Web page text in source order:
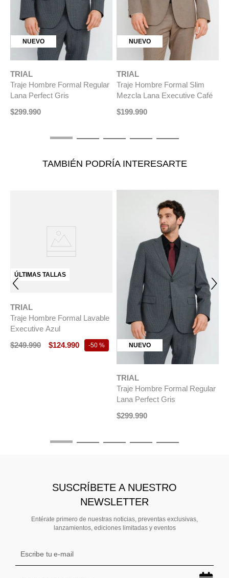
NUEVO
TRIAL
Traje Hombre Formal Regular
Lana Perfect Gris
$299.990
NUEVO
TRIAL
Traje Hombre Formal Slim
Mezcla Lana Executive Café
$199.990
TAMBIÉN PODRÍA INTERESARTE
ÚLTIMAS TALLAS
TRIAL
Traje Hombre Formal Lavable
Executive Azul
$249.990 $124.990 -50 % NUEVO
TRIAL
Traje Hombre Formal Regular
Lana Perfect Gris
$299.990
SUSCRÍBETE A NUESTRO
NEWSLETTER
Entérate primero de nuestras noticias, preventas exclusivas,
lanzamientos, ediciones limitadas y eventos